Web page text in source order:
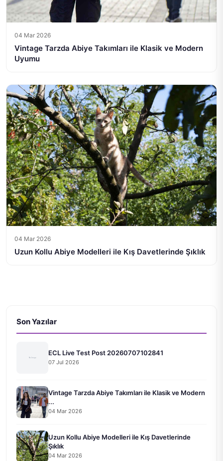
04 Mar 2026
Vintage Tarzda Abiye Takımları ile Klasik ve Modern
Uyumu
04 Mar 2026
Uzun Kollu Abiye Modelleri ile Kış Davetlerinde Şıklık
Son Yazılar
ECL Live Test Post 20260707102841
07 Jul 2026
Vintage Tarzda Abiye Takımları ile Klasik ve Modern
...
04 Mar 2026
Uzun Kollu Abiye Modelleri ile Kış Davetlerinde
Şıklık
04 Mar 2026